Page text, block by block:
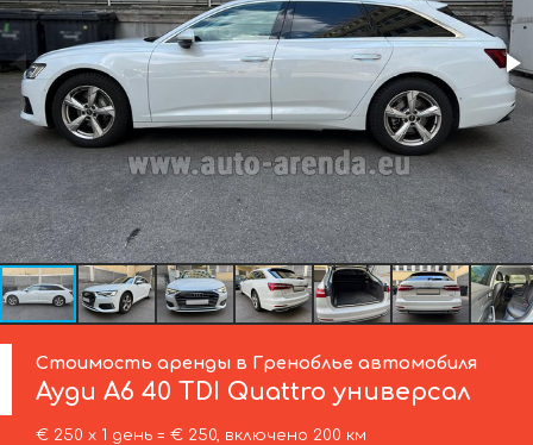
Стоимость аренды в Греноблье автомобиля
Ауди A6 40 TDI Quattro универсал
€ 250 х 1 день = € 250, включено 200 км